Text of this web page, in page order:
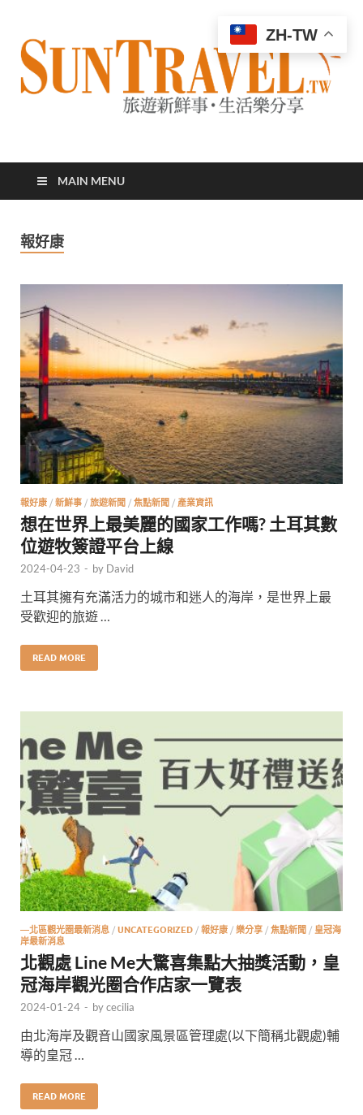
太陽網
MAIN MENU
報好康
報好康 / 新鮮事 / 旅遊新聞 / 焦點新聞 / 產業資訊
想在世界上最美麗的國家工作嗎? 土耳其數
位遊牧簽證平台上線
2024-04-23 - by David
土耳其擁有充滿活力的城市和迷人的海岸，是世界上最
受歡迎的旅遊 …
READ MORE
—北區觀光圈最新消息 / UNCATEGORIZED / 報好康 / 樂分享 / 焦點新聞 / 皇冠海
岸最新消息
北觀處 Line Me大驚喜集點大抽獎活動，皇
冠海岸觀光圈合作店家一覽表
2024-01-24 - bycecilia
由北海岸及觀音山國家風景區管理處(以下簡稱北觀處)輔
導的皇冠 …
READ MORE
ZH-TW